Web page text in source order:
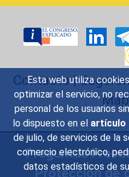
Esta web utiliza
optimizar el servicio, no
personal de los usuarios
lo dispuesto en el artículo
de julio, de servicios de la
comercio electrónico,
datos estadísticos de
Contacto|
Preguntas
Protección de